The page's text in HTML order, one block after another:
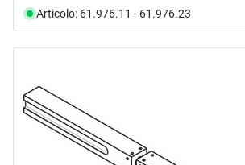
Articolo: 61.976.11 - 61.976.23